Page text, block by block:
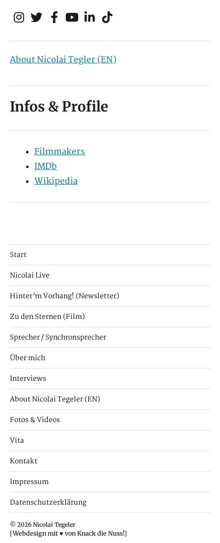
About Nicolai Tegler (EN)
Infos & Profile
Filmmakers
IMDb
Wikipedia
Start
Nicolai Live
Hinter’m Vorhang! (Newsletter)
Zu den Sternen (Film)
Sprecher / Synchronsprecher
Über mich
Interviews
About Nicolai Tegeler (EN)
Fotos & Videos
Vita
Kontakt
Impressum
Datenschutzerklärung
© 2026 Nicolai Tegeler
[Webdesign mit ♥ von Knack die Nuss!]